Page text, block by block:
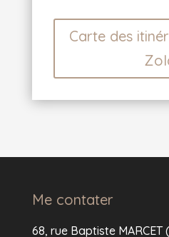
Carte des
Me contater
68, rue Baptiste